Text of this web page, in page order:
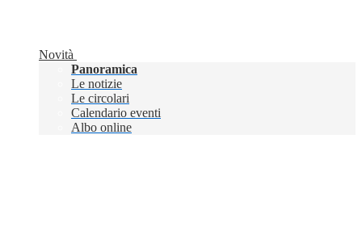
Novità
Panoramica
Le notizie
Le circolari
Calendario eventi
Albo online